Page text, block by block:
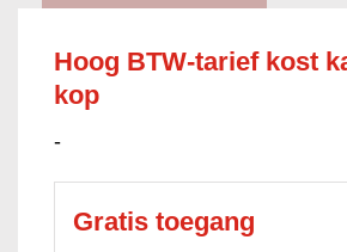
Hoog BTW-tarief kost
kop
-
Gratis toegang